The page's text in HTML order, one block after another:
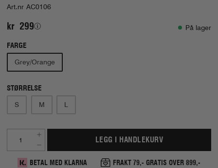
Art.nr AC0106
kr 299 På lager
FARGE
Grey/Orange
STØRRELSE
S M L
LEGG I HANDLEKURV
BETAL MED KLARNA FRAKT 79,- GRATIS OVER 899,-